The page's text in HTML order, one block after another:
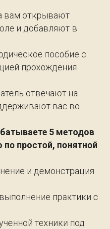
вам открывают
и добавляют в
пособие с
прохождения
отвечают на
вас во
5 методов
простой, понятной
и демонстрация
практики с
техники под